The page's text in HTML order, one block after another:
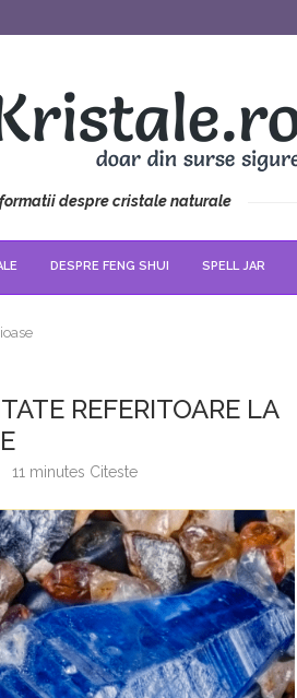
despre cristale naturale
DESPRE FENG SHUI SPELL JAR
REFERITOARE LA
11 minutes Citeste